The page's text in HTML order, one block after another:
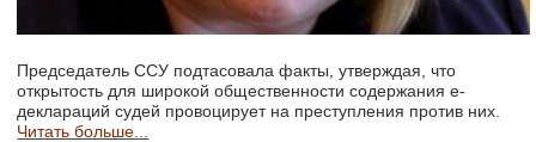
Председатель ССУ подтасовала факты, утверждая, что
открытость для широкой общественности содержания е-
деклараций судей провоцирует на преступления против них.
Читать больше...